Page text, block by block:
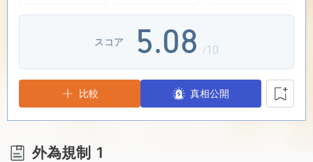
スコア
5
6
7
.0
1
2
8
9
/10
比較 真相公開
外為規制 1